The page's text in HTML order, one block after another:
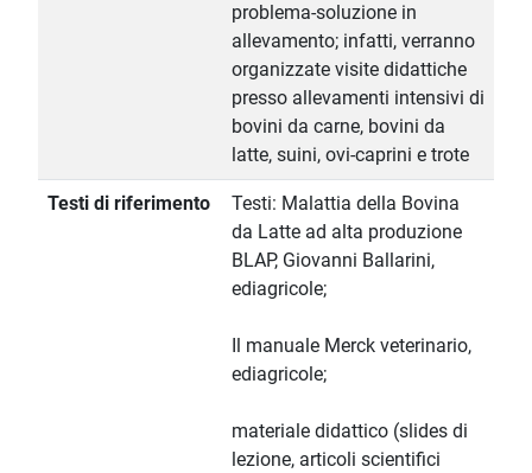
problema-soluzione in
allevamento; infatti, verranno
organizzate visite didattiche
presso allevamenti intensivi di
bovini da carne, bovini da
latte, suini, ovi-caprini e trote
Testi di riferimento
Testi: Malattia della Bovina
da Latte ad alta produzione
BLAP, Giovanni Ballarini,
ediagricole;
Il manuale Merck veterinario,
ediagricole;
materiale didattico (slides di
lezione, articoli scientifici